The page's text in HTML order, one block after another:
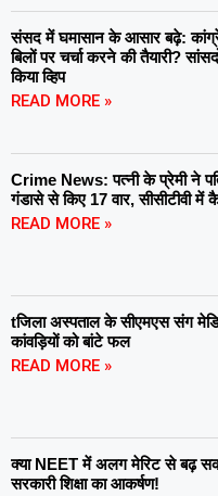
संसद में घमासान के आसार बढ़े:
बिलों पर चर्चा करने की तैयारी?
किया व्हिप
READ MORE »
Crime News: पत्नी के प्रेमी ने
गंडासे से किए 17 वार, सीसीटीवी में
READ MORE »
tजिला अस्पताल के सीएमएस संग
कांवड़ियों को बांटे फल
READ MORE »
क्या NEET में अलग मेरिट से बढ़
सरकारी शिक्षा का आकर्षण!